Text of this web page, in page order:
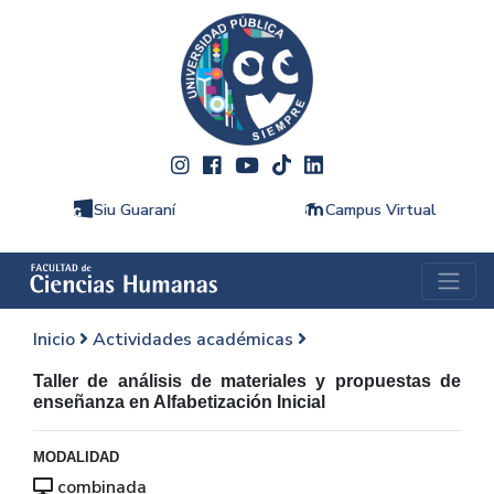
Siu Guaraní Campus Virtual
Inicio Actividades académicas
Taller de análisis de materiales y propuestas de
enseñanza en Alfabetización Inicial
MODALIDAD
combinada